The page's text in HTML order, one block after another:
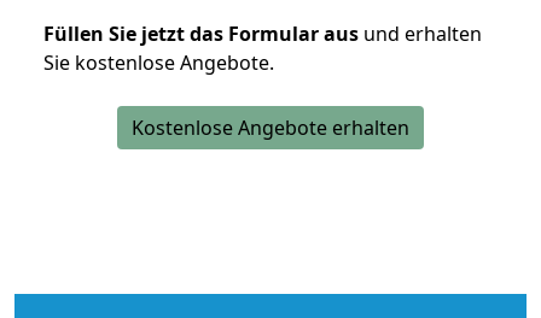
Füllen Sie jetzt das Formular aus und erhalten
Sie kostenlose Angebote.
Kostenlose Angebote erhalten